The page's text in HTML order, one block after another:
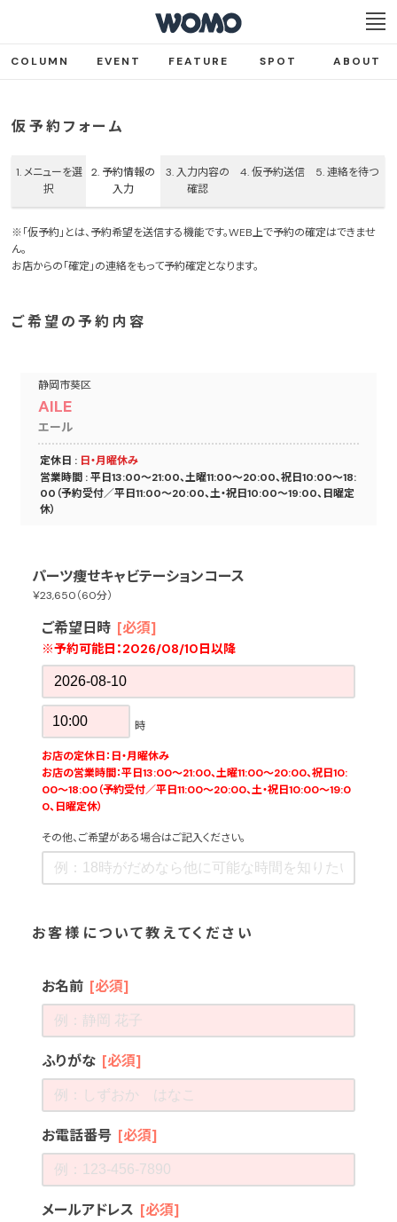
COLUMN EVENT FEATURE SPOT ABOUT
仮予約フォーム
1.メニューを選
択
2. 予約情報の
入力
3. 入力内容の
確認
4.仮予約送信 5. 連絡を待つ
※「仮予約」とは、予約希望を送信する機能です。WEB上で予約の確定はできませ
ん。
お店からの「確定」の連絡をもって予約確定となります。
ご希望の予約内容
静岡市葵区
AILE
エール
定休日 : 日・月曜休み
営業時間 : 平日13:00～21:00、土曜11:00～20:00、祝日10:00～18:
00（予約受付／平日11:00～20:00、土・祝日10:00～19:00、日曜定
休）
パーツ痩せキャビテーションコース
￥23,650（60分）
ご希望日時 [必須]
※予約可能日：2026/08/10日以降
時
お店の定休日：日・月曜休み
お店の営業時間：平日13:00～21:00、土曜11:00～20:00、祝日10:
00～18:00（予約受付／平日11:00～20:00、土・祝日10:00～19:0
0、日曜定休）
その他、ご希望がある場合はご記入ください。
お客様について教えてください
お名前 [必須]
ふりがな [必須]
お電話番号 [必須]
メールアドレス [必須]